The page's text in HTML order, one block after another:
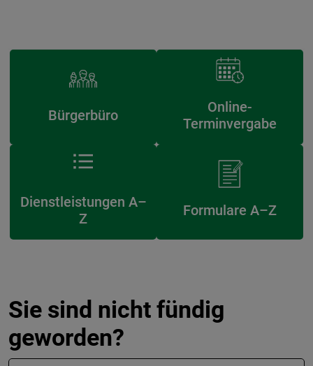
Bürgerbüro
Online-
Terminvergabe
Dienstleistungen A–
Z
Formulare A–Z
Sie sind nicht fündig
geworden?